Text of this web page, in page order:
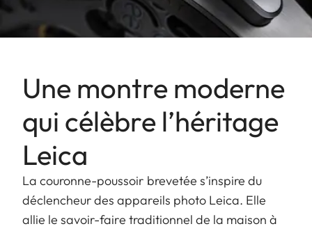
Une montre moderne
qui célèbre l’héritage
Leica
La couronne-poussoir brevetée s’inspire du
déclencheur des appareils photo Leica. Elle
allie le savoir-faire traditionnel de la maison à